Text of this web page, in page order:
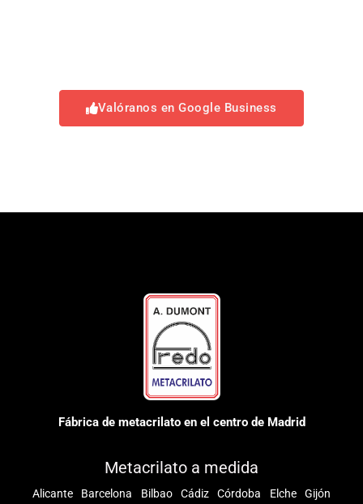
Valóranos en Google Business
Fábrica de metacrilato en el centro de Madrid
Metacrilato a medida
Alicante Barcelona Bilbao Cádiz Córdoba Elche
Gijón